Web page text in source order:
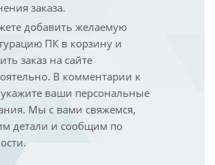
заказа.
добавить желаемую
ПК в корзину и
заказ на сайте
В комментарии к
укажите ваши персональные
Мы с вами свяжемся,
детали и сообщим по